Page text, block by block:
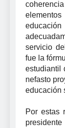
servicio
fue la
estudiantil
nefasto
educación
Por estas